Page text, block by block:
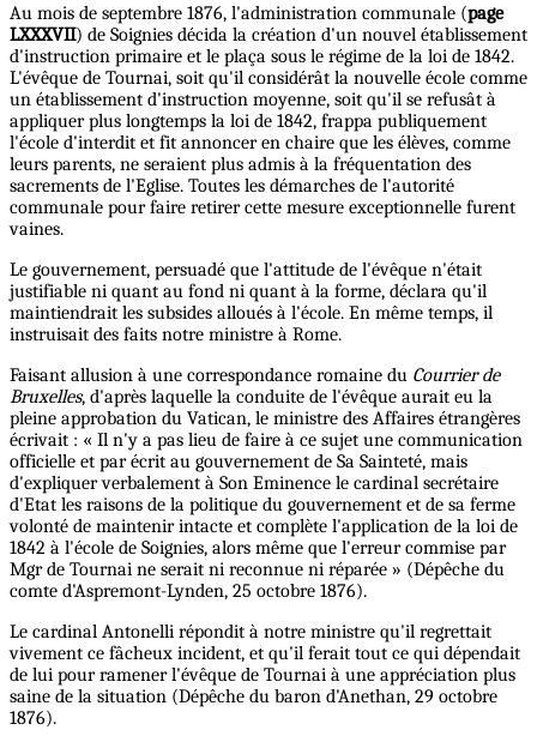
Au mois de septembre 1876, l'administration communale (page
LXXXVII) de Soignies décida la création d'un nouvel établissement
d'instruction primaire et le plaça sous le régime de la loi de 1842.
L'évêque de Tournai, soit qu'il considérât la nouvelle école comme
un établissement d'instruction moyenne, soit qu'il se refusât à
appliquer plus longtemps la loi de 1842, frappa publiquement
l'école d'interdit et fit annoncer en chaire que les élèves, comme
leurs parents, ne seraient plus admis à la fréquentation des
sacrements de l'Eglise. Toutes les démarches de l'autorité
communale pour faire retirer cette mesure exceptionnelle furent
vaines.
Le gouvernement, persuadé que l'attitude de l'évêque n'était
justifiable ni quant au fond ni quant à la forme, déclara qu'il
maintiendrait les subsides alloués à l'école. En même temps, il
instruisait des faits notre ministre à Rome.
Faisant allusion à une correspondance romaine du Courrier de
Bruxelles, d'après laquelle la conduite de l'évêque aurait eu la
pleine approbation du Vatican, le ministre des Affaires étrangères
écrivait : « Il n'y a pas lieu de faire à ce sujet une communication
officielle et par écrit au gouvernement de Sa Sainteté, mais
d'expliquer verbalement à Son Eminence le cardinal secrétaire
d'Etat les raisons de la politique du gouvernement et de sa ferme
volonté de maintenir intacte et complète l'application de la loi de
1842 à l'école de Soignies, alors même que l'erreur commise par
Mgr de Tournai ne serait ni reconnue ni réparée » (Dépêche du
comte d'Aspremont-Lynden, 25 octobre 1876).
Le cardinal Antonelli répondit à notre ministre qu'il regrettait
vivement ce fâcheux incident, et qu'il ferait tout ce qui dépendait
de lui pour ramener l'évêque de Tournai à une appréciation plus
saine de la situation (Dépêche du baron d'Anethan, 29 octobre
1876).